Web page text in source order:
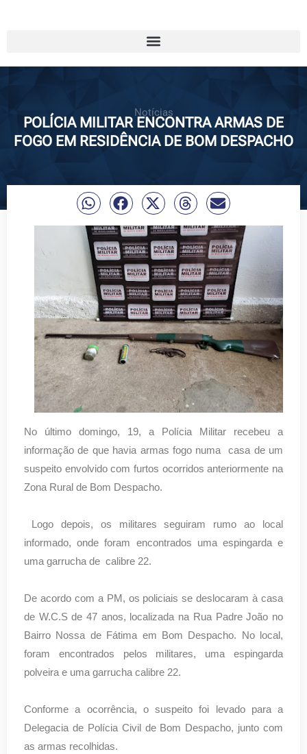
Notícias
POLÍCIA MILITAR ENCONTRA ARMAS DE
FOGO EM RESIDÊNCIA DE BOM DESPACHO
No último domingo, 19, a Polícia Militar recebeu a
informação de que havia armas fogo numa casa de um
suspeito envolvido com furtos ocorridos anteriormente na
Zona Rural de Bom Despacho.
Logo depois, os militares seguiram rumo ao local
informado, onde foram encontrados uma espingarda e
uma garrucha de calibre 22.
De acordo com a PM, os policiais se deslocaram à casa
de W.C.S de 47 anos, localizada na Rua Padre João no
Bairro Nossa de Fátima em Bom Despacho. No local,
foram encontrados pelos militares, uma espingarda
polveira e uma garrucha calibre 22.
Conforme a ocorrência, o suspeito foi levado para a
Delegacia de Polícia Civil de Bom Despacho, junto com
as armas recolhidas.